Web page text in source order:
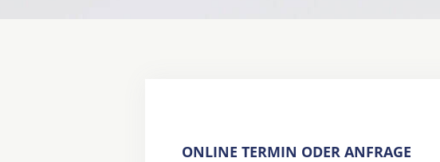
ONLINE TERMIN ODER ANFRAGE